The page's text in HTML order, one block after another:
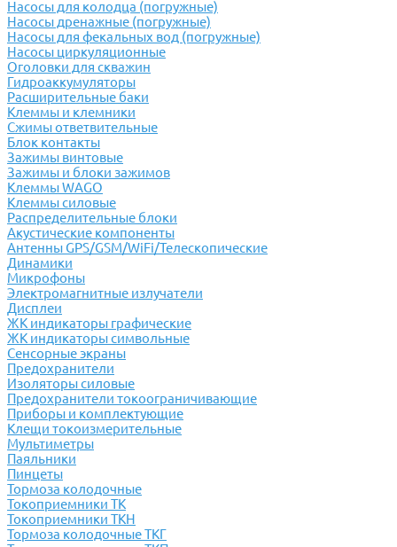
Насосы для колодца (погружные)
Насосы дренажные (погружные)
Насосы для фекальных вод (погружные)
Насосы циркуляционные
Оголовки для скважин
Гидроаккумуляторы
Расширительные баки
Клеммы и клемники
Cжимы ответвительные
Блок контакты
Зажимы винтовые
Зажимы и блоки зажимов
Клеммы WAGO
Клеммы силовые
Распределительные блоки
Акустические компоненты
Антенны GPS/GSM/WiFi/Телескопические
Динамики
Микрофоны
Электромагнитные излучатели
Дисплеи
ЖК индикаторы графические
ЖК индикаторы символьные
Сенсорные экраны
Предохранители
Изоляторы силовые
Предохранители токоограничивающие
Приборы и комплектующие
Клещи токоизмерительные
Мультиметры
Паяльники
Пинцеты
Тормоза колодочные
Токоприемники ТК
Токоприемники ТКН
Тормоза колодочные ТКГ